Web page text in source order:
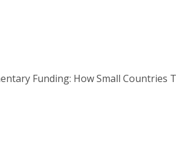
Funding: How Small Countries